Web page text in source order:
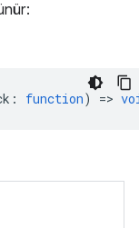
: function) =>